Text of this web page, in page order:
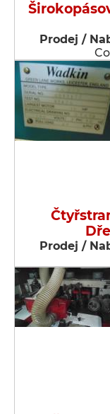
Prodej /
Prodej /